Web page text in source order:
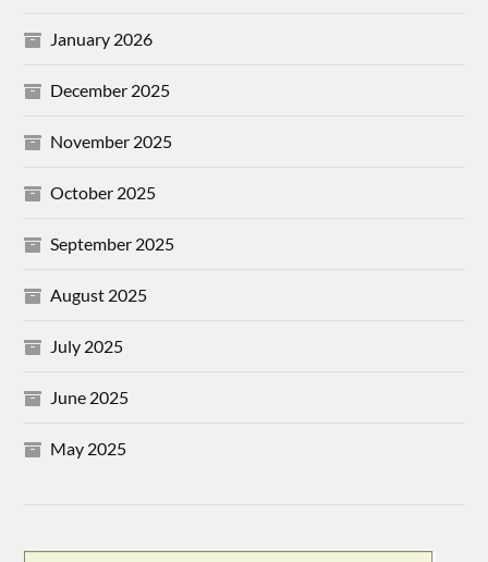
January 2026
December 2025
November 2025
October 2025
September 2025
August 2025
July 2025
June 2025
May 2025